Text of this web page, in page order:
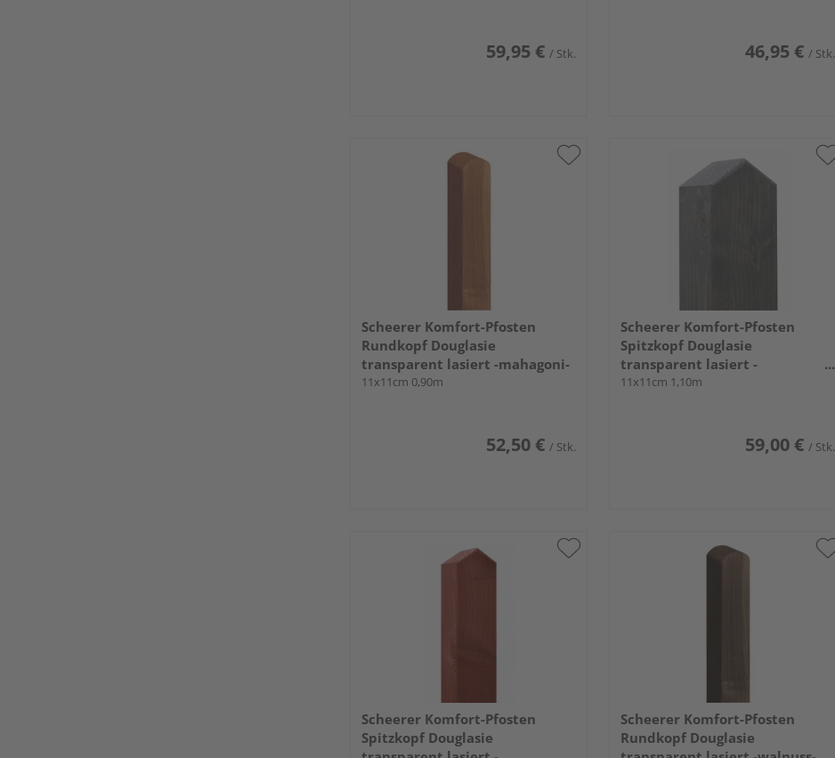
59,95 € / Stk. 46,95 € / Stk.
Scheerer Komfort-Pfosten
Rundkopf Douglasie
transparent lasiert -mahagoni-
11x11cm 0,90m
52,50 € / Stk.
Scheerer Komfort-Pfosten
Spitzkopf Douglasie
transparent lasiert -
graphitgrau-
11x11cm 1,10m
59,00 € / Stk.
Scheerer Komfort-Pfosten
Spitzkopf Douglasie
Scheerer Komfort-Pfosten
Rundkopf Douglasie